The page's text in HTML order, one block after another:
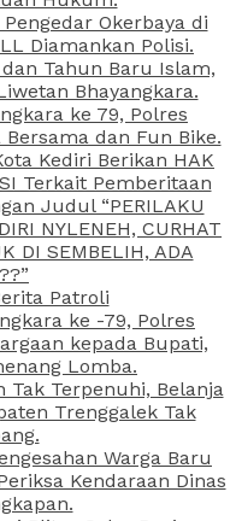
Okerbaya di
Diamankan Polisi.
Tahun Baru Islam,
Bhayangkara.
ke 79, Polres
dan Fun Bike.
Kediri Berikan HAK
Terkait Pemberitaan
Judul “PERILAKU
NYLENEH, CURHAT
DI SEMBELIH, ADA
Patroli
ke -79, Polres
kepada Bupati,
Lomba.
Tak Terpenuhi, Belanja
Trenggalek Tak
Warga Baru
Kendaraan Dinas